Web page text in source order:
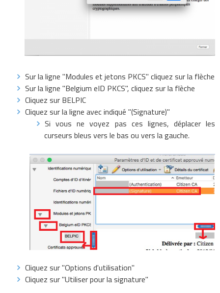
Sur la ligne "Modules et jetons PKCS" cliquez sur la flèche
Sur la ligne "Belgium eID PKCS", cliquez sur la flèche
Cliquez sur BELPIC
Cliquez sur la ligne avec indiqué "(Signature)"
Si vous ne voyez pas ces lignes, déplacer les
curseurs bleus vers le bas ou vers la gauche.
Cliquez sur "Options d'utilisation"
Cliquez sur "Utiliser pour la signature"